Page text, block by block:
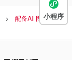
配备AI 图像识别
小程序